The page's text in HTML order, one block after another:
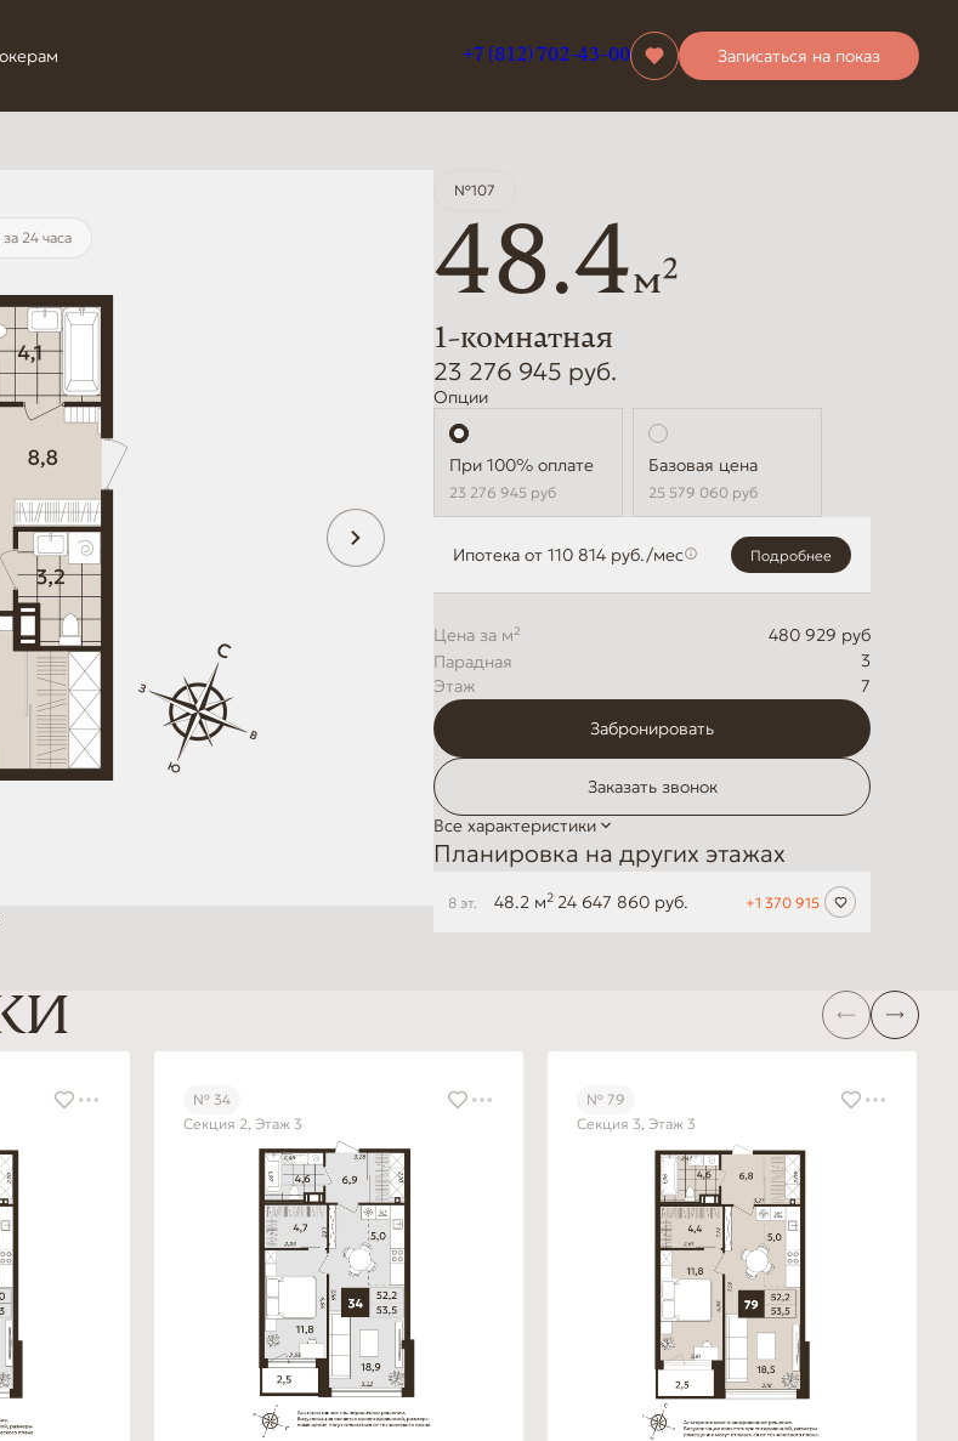
+7 (812) 702-43-00 Записаться на показ
24 часа
№107
48.4м2
1-комнатная
23 276 945 руб.
Опции
Стандартная
23 276 945 руб
Базовая цена
25 579 060 руб
Ипотека от 110 814 руб./мес Подробнее
Цена за м²
480 929 руб
3
Этаж
7
Забронировать
Заказать звонок
Все характеристики
Планировка на других этажах
8 эт. 48.2 м2 24 647 860 руб. +1 370 915
№ 34
Секция 2, Этаж 3
№ 79
Секция 3, Этаж 3